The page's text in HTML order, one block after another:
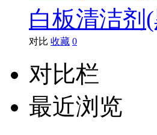
白板清洁剂
对比 收藏 0
对比栏
最近浏览